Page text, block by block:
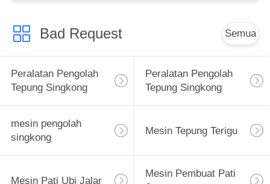
Bad Request Semua
Peralatan Pengolah
Tepung Singkong
Peralatan Pengolah
Tepung Singkong
mesin pengolah
singkong
Mesin Tepung Terigu
Mesin Pati Ubi Jalar
Mesin Pembuat Pati